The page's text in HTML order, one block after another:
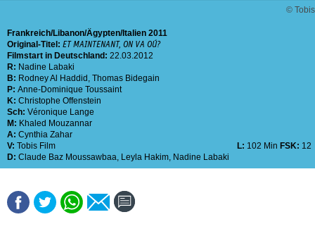
© Tobis
Frankreich Libanon Ägypten Italien 2011
Original-Titel: ET MAINTENANT, ON VA OÚ?
Filmstart in Deutschland: 22.03.2012
R: Nadine Labaki
B: Rodney Al Haddid , Thomas Bidegain
P: Anne-Dominique Toussaint
K: Christophe Offenstein
Sch: Véronique Lange
M: Khaled Mouzannar
A: Cynthia Zahar
V: Tobis Film L: 102 Min FSK: 12
D: Claude Baz Moussawbaa, Leyla Hakim, Nadine Labaki